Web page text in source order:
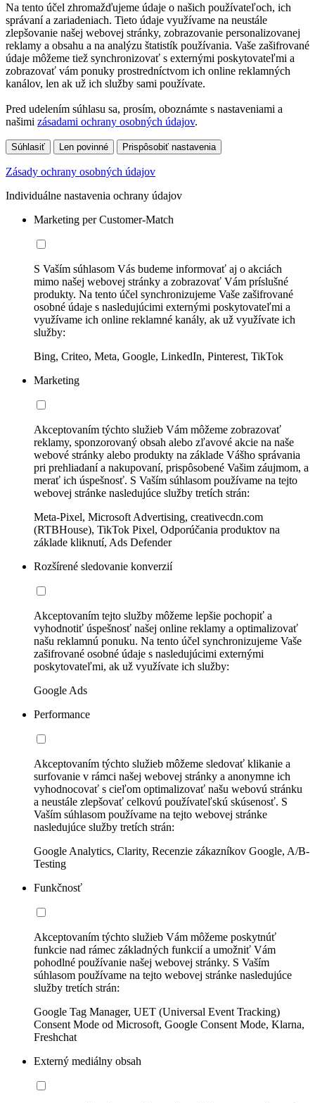
Na tento účel zhromažďujeme údaje o našich používateľoch, ich
správaní a zariadeniach. Tieto údaje využívame na neustále
zlepšovanie našej webovej stránky, zobrazovanie personalizovanej
reklamy a obsahu a na analýzu štatistík používania. Vaše zašifrované
údaje môžeme tiež synchronizovať s externými poskytovateľmi a
zobrazovať vám ponuky prostredníctvom ich online reklamných
kanálov, len ak už ich služby sami používate.
Pred udelením súhlasu sa, prosím, oboznámte s nastaveniami a
našimi zásadami ochrany osobných údajov.
Súhlasiť Len povinné Prispôsobiť nastavenia
Zásady ochrany osobných údajov
Individuálne nastavenia ochrany údajov
Marketing per Customer-Match
S Vaším súhlasom Vás budeme informovať aj o akciách
mimo našej webovej stránky a zobrazovať Vám príslušné
produkty. Na tento účel synchronizujeme Vaše zašifrované
osobné údaje s nasledujúcimi externými poskytovateľmi a
využívame ich online reklamné kanály, ak už využívate ich
služby:
Bing, Criteo, Meta, Google, LinkedIn, Pinterest, TikTok
Marketing
Akceptovaním týchto služieb Vám môžeme zobrazovať
reklamy, sponzorovaný obsah alebo zľavové akcie na naše
webové stránky alebo produkty na základe Vášho správania
pri prehliadaní a nakupovaní, prispôsobené Vašim záujmom, a
merať ich úspešnosť. S Vaším súhlasom používame na tejto
webovej stránke nasledujúce služby tretích strán:
Meta-Pixel, Microsoft Advertising, creativecdn.com
(RTBHouse), TikTok Pixel, Odporúčania produktov na
základe kliknutí, Ads Defender
Rozšírené sledovanie konverzií
Akceptovaním tejto služby môžeme lepšie pochopiť a
vyhodnotiť úspešnosť našej online reklamy a optimalizovať
našu reklamnú ponuku. Na tento účel synchronizujeme Vaše
zašifrované osobné údaje s nasledujúcimi externými
poskytovateľmi, ak už využívate ich služby:
Google Ads
Performance
Akceptovaním týchto služieb môžeme sledovať klikanie a
surfovanie v rámci našej webovej stránky a anonymne ich
vyhodnocovať s cieľom optimalizovať našu webovú stránku
a neustále zlepšovať celkovú používateľskú skúsenosť. S
Vaším súhlasom používame na tejto webovej stránke
nasledujúce služby tretích strán:
Google Analytics, Clarity, Recenzie zákazníkov Google, A/B-
Testing
Funkčnosť
Akceptovaním týchto služieb Vám môžeme poskytnúť
funkcie nad rámec základných funkcií a umožniť Vám
pohodlné používanie našej webovej stránky. S Vaším
súhlasom používame na tejto webovej stránke nasledujúce
služby tretích strán:
Google Tag Manager, UET (Universal Event Tracking)
Consent Mode od Microsoft, Google Consent Mode, Klarna,
Freshchat
Externý mediálny obsah